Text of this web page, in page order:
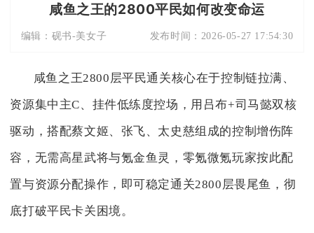
咸鱼之王的2800平民如何改变命运
编辑： 砚书-美女子 发布时间： 2026-05-27 17:54:30
咸鱼之王2800层平民通关核心在于控制链拉满、
资源集中主C、挂件低练度控场，用吕布+司马懿双核
驱动，搭配蔡文姬、张飞、太史慈组成的控制增伤阵
容，无需高星武将与氪金鱼灵，零氪微氪玩家按此配
置与资源分配操作，即可稳定通关2800层畏尾鱼，彻
底打破平民卡关困境。